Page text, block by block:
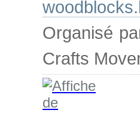
Organisé
Crafts